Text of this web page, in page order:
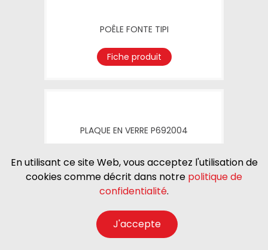
POÊLE FONTE TIPI
Fiche produit
PLAQUE EN VERRE P692004
Fiche produit
POÊLE ACIER BORÉE
En utilisant ce site Web, vous acceptez l'utilisation de
cookies comme décrit dans notre politique de
confidentialité.
J'accepte